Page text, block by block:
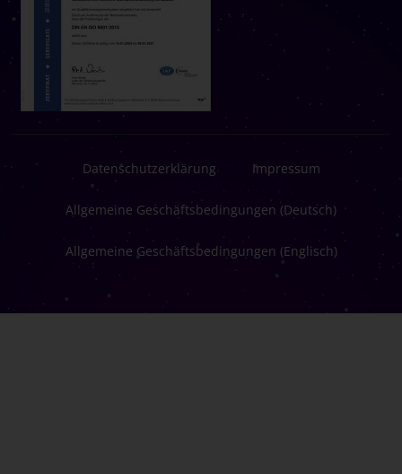
Datenschutzerklärung Impressum
Allgemeine Geschäftsbedingungen (Deutsch)
Allgemeine Geschäftsbedingungen (Englisch)